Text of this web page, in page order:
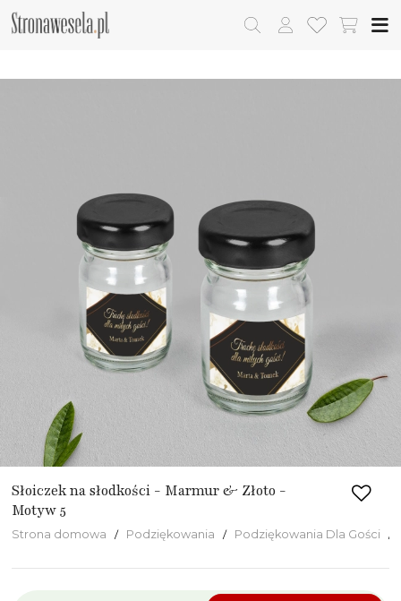
Słoiczek na słodkości - Marmur & Złoto -
Motyw 5
Strona domowa Podziękowania Podziękowania Dla Gości